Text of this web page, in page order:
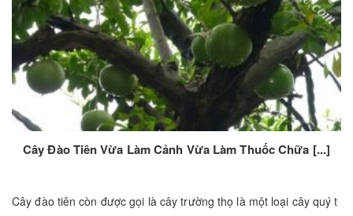
Cây Đào Tiên Vừa Làm Cảnh Vừa Làm Thuốc Chữa [...]
Cây đào tiên còn được gọi là cây trường thọ là một loại cây quý t